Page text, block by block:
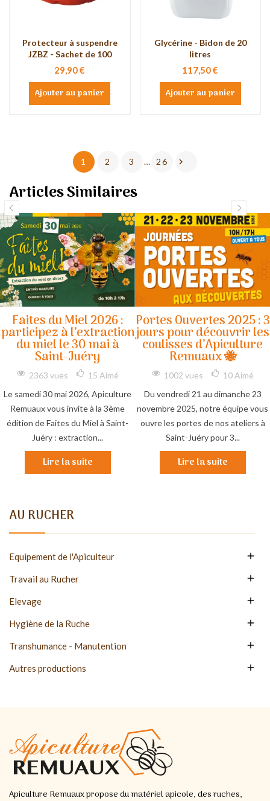
AU RUCHER
Equipement de l'Apiculteur 
Travail au Rucher 
Elevage 
Hygiène de la Ruche 
Transhumance - Manutention 
Autres productions 
Protecteur à suspendre
JZBZ - Sachet de 100
29,90 €
Ajouter au panier
Glycérine - Bidon de 20
litres
117,50 €
Ajouter au panier
1 2 3 … 26 
Articles Similaires
Faites du Miel 2026 :
participez à l’extraction
du miel le 30 mai à
Saint-Juéry
2363 vues 15 Aimé
Le samedi 30 mai 2026, Apiculture
Remuaux vous invite à la 3ème
édition de Faites du Miel à Saint-
Juéry : extraction...
Lire la suite
Portes Ouvertes 2025 : 3
jours pour découvrir les
coulisses d’Apiculture
Remuaux 🐝
1002 vues 10 Aimé
Du vendredi 21 au dimanche 23
novembre 2025, notre équipe vous
ouvre les portes de nos ateliers à
Saint-Juéry pour 3...
Lire la suite
Apiculture Remuaux propose du matériel apicole, des ruches,